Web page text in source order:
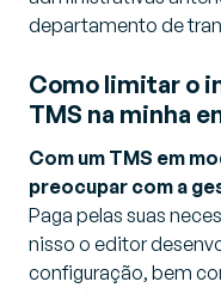
departamento de
Como limitar o
TMS na minha
Com um TMS em
preocupar com a
Paga pelas suas
nisso o editor
configuração, bem